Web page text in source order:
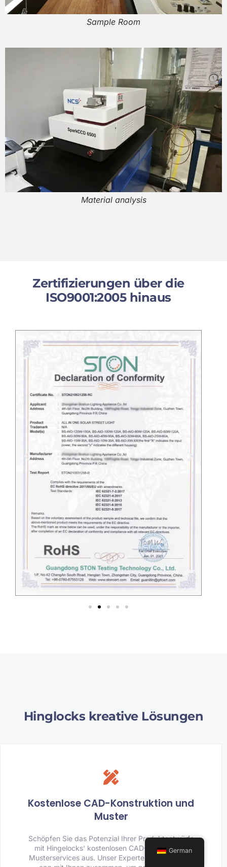
Sample Room
Material analysis
Zertifizierungen über die
ISO9001:2005 hinaus
Hinglocks kreative Lösungen
Kostenlose CAD-Konstruktion und
Muster
Schöpfen Sie das Potenzial Ihrer Produktentwürfe
mit Hingelocks' kostenlosen CAD-Design- und
Musterservices aus. Unser Expertenteam arbeitet
German